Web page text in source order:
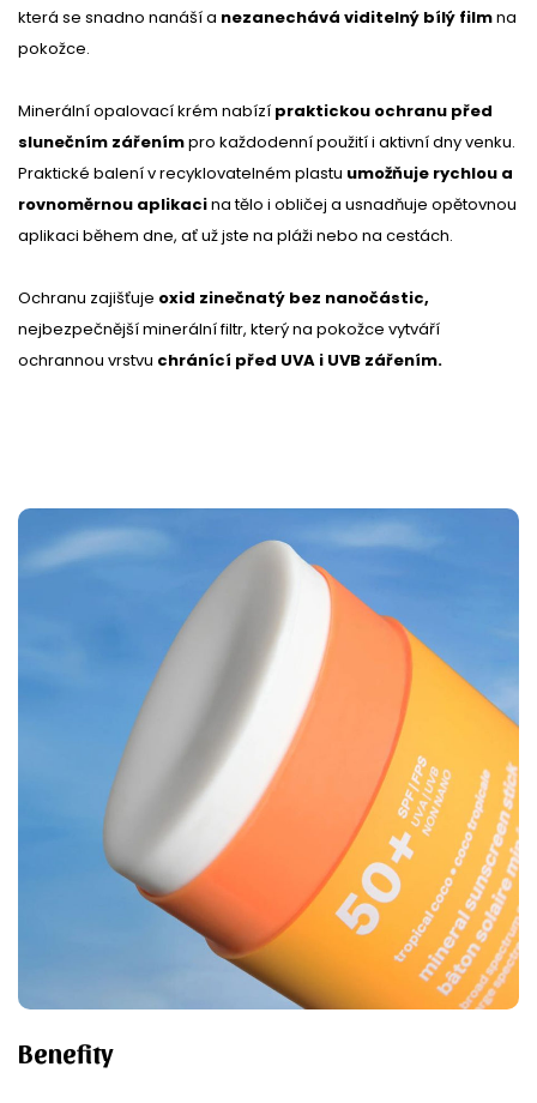
která se snadno nanáší a nezanechává viditelný bílý filmna
pokožce.
Minerální opalovací krém nabízí praktickou ochranu před
slunečním zářenímpro každodenní použití i aktivní dny venku.
Praktické balení v recyklovatelném plastu umožňuje rychlou a
rovnoměrnou aplikacina tělo i obličej a usnadňuje opětovnou
aplikaci během dne, ať už jste na pláži nebo na cestách.
Ochranu zajišťuje oxid zinečnatý bez nanočástic,
nejbezpečnější minerální filtr, který na pokožce vytváří
ochrannou vrstvu chránící před UVA i UVB zářením.
Benefity